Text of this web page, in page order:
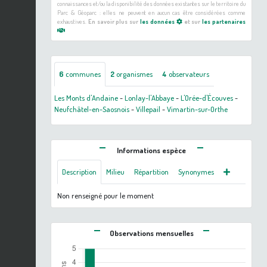
connaissances et/ou la disponibilité des données existantes sur le territoire du
Parc & Géoparc : elles ne peuvent en aucun cas être considérées comme
exhaustives. En savoir plus sur les données et surles partenaires
6 communes 2organismes 4 observateurs
Les Monts d'Andaine-Lonlay-l'Abbaye-L'Orée-d'Écouves-
Neufchâtel-en-Saosnois-Villepail -Vimartin-sur-Orthe
Informations espèce
Description Milieu Répartition Synonymes
Non renseigné pour le moment
Observations mensuelles